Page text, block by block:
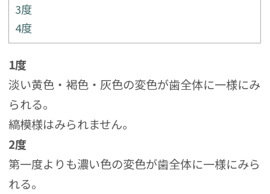
3度
4度
1度
淡い黄色・褐色・灰色の変色が歯全体に一様にみ
られる。
縞模様はみられません。
2度
第一度よりも濃い色の変色が歯全体に一様にみら
れる。